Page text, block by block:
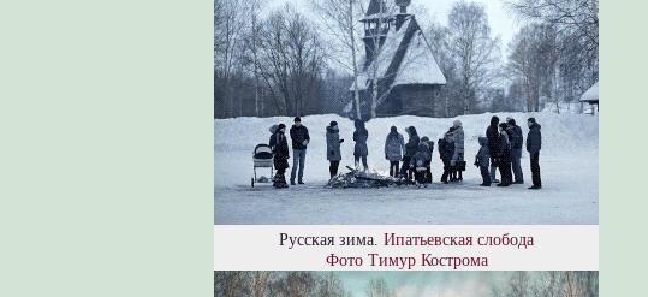
Русская зима. Ипатьевская слобода
Фото Тимур Кострома